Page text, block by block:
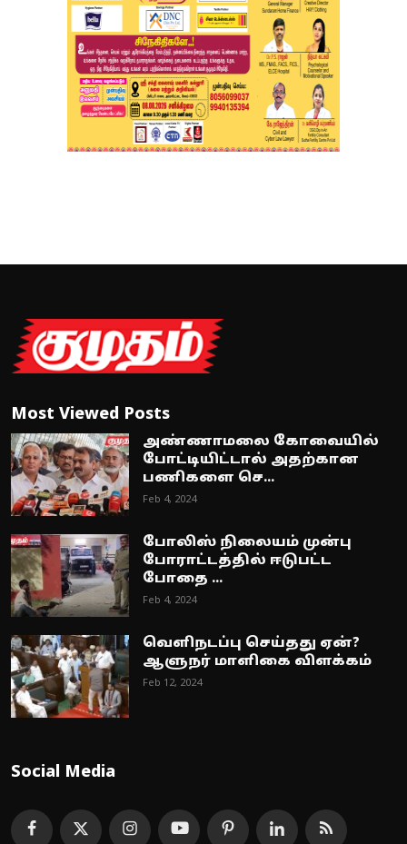
Most Viewed Posts
அண்ணாமலை கோவையில்
போட்டியிட்டால் அதற்கான
பணிகளை செ...
Feb 4, 2024
போலிஸ் நிலையம் முன்பு
போராட்டத்தில் ஈடுபட்ட
போதை ...
Feb 4, 2024
வெளிநடப்பு செய்தது ஏன்?
ஆளுநர் மாளிகை விளக்கம்
Feb 12, 2024
Social Media